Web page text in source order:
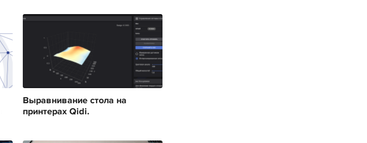
Выравнивание стола на
принтерах Qidi.